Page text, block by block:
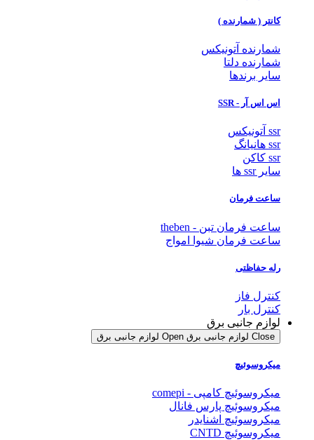
کانتر ( شمارنده )
شمارنده آتونیکس
شمارنده دلتا
سایر برندها
اس اس آر - SSR
ssr آتونیکس
ssr هانیانگ
ssr کاکن
سایر ssr ها
ساعت فرمان
ساعت فرمان تبن - theben
ساعت فرمان شیوا امواج
رله حفاظتی
کنترل فاز
کنترل بار
لوازم جانبی برق
Close لوازم جانبی برق Open لوازم جانبی برق
میکروسوئیچ
میکروسوئیچ کامپی - comepi
میکروسوئیچ پارس فانال
میکروسوئیچ اشنایدر
میکروسوئیچ CNTD